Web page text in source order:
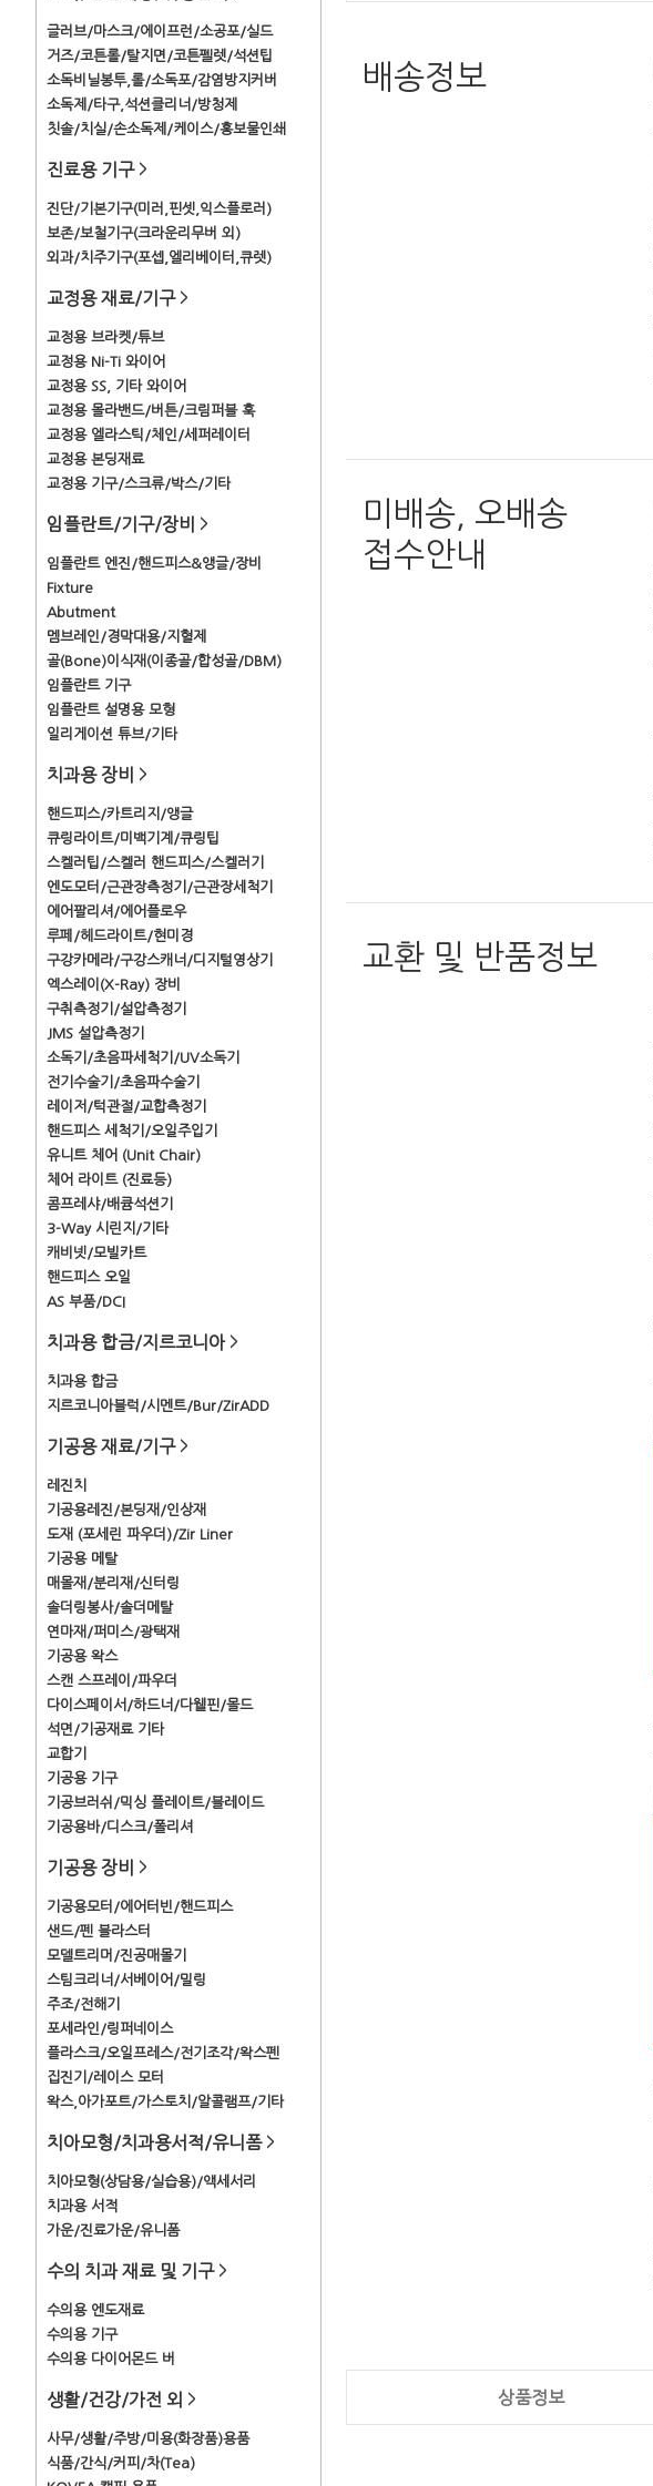
글러브/마스크/에이프런/소공포/실드
거즈/코튼롤/탈지면/코튼펠렛/석션팁
소독비닐봉투,롤/소독포/감염방지커버
소독제/타구,석션클리너/방청제
칫솔/치실/손소독제/케이스/홍보물인쇄
진료용 기구 >
진단/기본기구(미러,핀셋,익스플로러)
보존/보철기구(크라운리무버 외)
외과/치주기구(포셉,엘리베이터,큐렛)
교정용 재료/기구 >
교정용 브라켓/튜브
교정용 Ni-Ti 와이어
교정용 SS, 기타 와이어
교정용 몰라밴드/버튼/크림퍼블 훅
교정용 엘라스틱/체인/세퍼레이터
교정용 본딩재료
교정용 기구/스크류/박스/기타
임플란트/기구/장비 >
임플란트 엔진/핸드피스&앵글/장비
Fixture
Abutment
멤브레인/경막대용/지혈제
골(Bone)이식재(이종골/합성골/DBM)
임플란트 기구
임플란트 설명용 모형
일리게이션 튜브/기타
치과용 장비 >
핸드피스/카트리지/앵글
큐링라이트/미백기계/큐링팁
스켈러팁/스켈러 핸드피스/스켈러기
엔도모터/근관장측정기/근관장세척기
에어팔리셔/에어플로우
루페/헤드라이트/현미경
구강카메라/구강스캐너/디지털영상기
엑스레이(X-Ray) 장비
구취측정기/설압측정기
JMS 설압측정기
소독기/초음파세척기/UV소독기
전기수술기/초음파수술기
레이저/턱관절/교합측정기
핸드피스 세척기/오일주입기
유니트 체어 (Unit Chair)
체어 라이트 (진료등)
콤프레샤/배큠석션기
3-Way 시린지/기타
캐비넷/모빌카트
핸드피스 오일
AS 부품/DCI
치과용 합금/지르코니아 >
치과용 합금
지르코니아블럭/시멘트/Bur/ZirADD
기공용 재료/기구 >
레진치
기공용레진/본딩재/인상재
도재 (포세린 파우더)/Zir Liner
기공용 메탈
매몰재/분리재/신터링
솔더링봉사/솔더메탈
연마재/퍼미스/광택재
기공용 왁스
스캔 스프레이/파우더
다이스페이서/하드너/다웰핀/몰드
석면/기공재료 기타
교합기
기공용 기구
기공브러쉬/믹싱 플레이트/블레이드
기공용바/디스크/폴리셔
기공용 장비 >
기공용모터/에어터빈/핸드피스
샌드/펜 블라스터
모델트리머/진공매몰기
스팀크리너/서베이어/밀링
주조/전해기
포세라인/링퍼네이스
플라스크/오일프레스/전기조각/왁스펜
집진기/레이스 모터
왁스,아가포트/가스토치/알콜램프/기타
치아모형/치과용서적/유니폼 >
치아모형(상담용/실습용)/액세서리
치과용 서적
가운/진료가운/유니폼
수의 치과 재료 및 기구 >
수의용 엔도재료
수의용 기구
수의용 다이어몬드 버
생활/건강/가전 외 >
사무/생활/주방/미용(화장품)용품
식품/간식/커피/차(Tea)
배송정보
미배송, 오배송
접수안내
교환 및 반품정보
상품정보